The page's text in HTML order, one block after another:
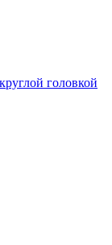
головкой